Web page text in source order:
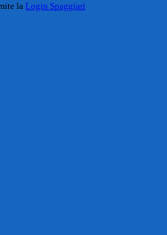
la Login Spaggiari